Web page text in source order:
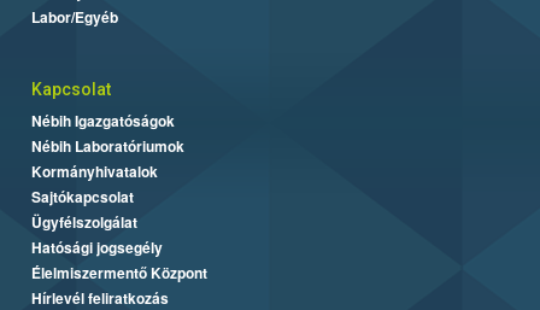
Labor/Egyéb
Kapcsolat
Nébih Igazgatóságok
Nébih Laboratóriumok
Kormányhivatalok
Sajtókapcsolat
Ügyfélszolgálat
Hatósági jogsegély
Élelmiszermentő Központ
Hírlevél feliratkozás